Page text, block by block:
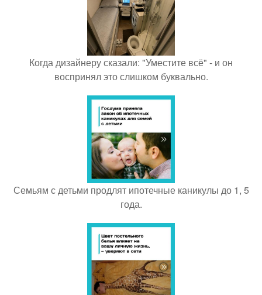
Когда дизайнеру сказали: "Уместите всё" - и он
воспринял это слишком буквально.
Семьям с детьми продлят ипотечные каникулы до 1, 5
года.